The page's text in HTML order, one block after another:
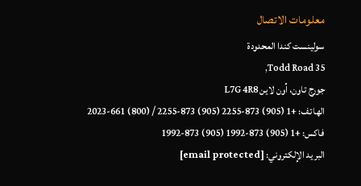
معلومات الاتصال
سولينست كندا المحدودة
35 Todd Road,
جورج تاون، أون لاين L7G 4R8
الهاتف: +1 (905) 873-2255 (905) 873-2255 / (800) 661-2023
فاكس: +1 (905) 873-1992 (905) 873-1992
البريد الإلكتروني:[email protected]